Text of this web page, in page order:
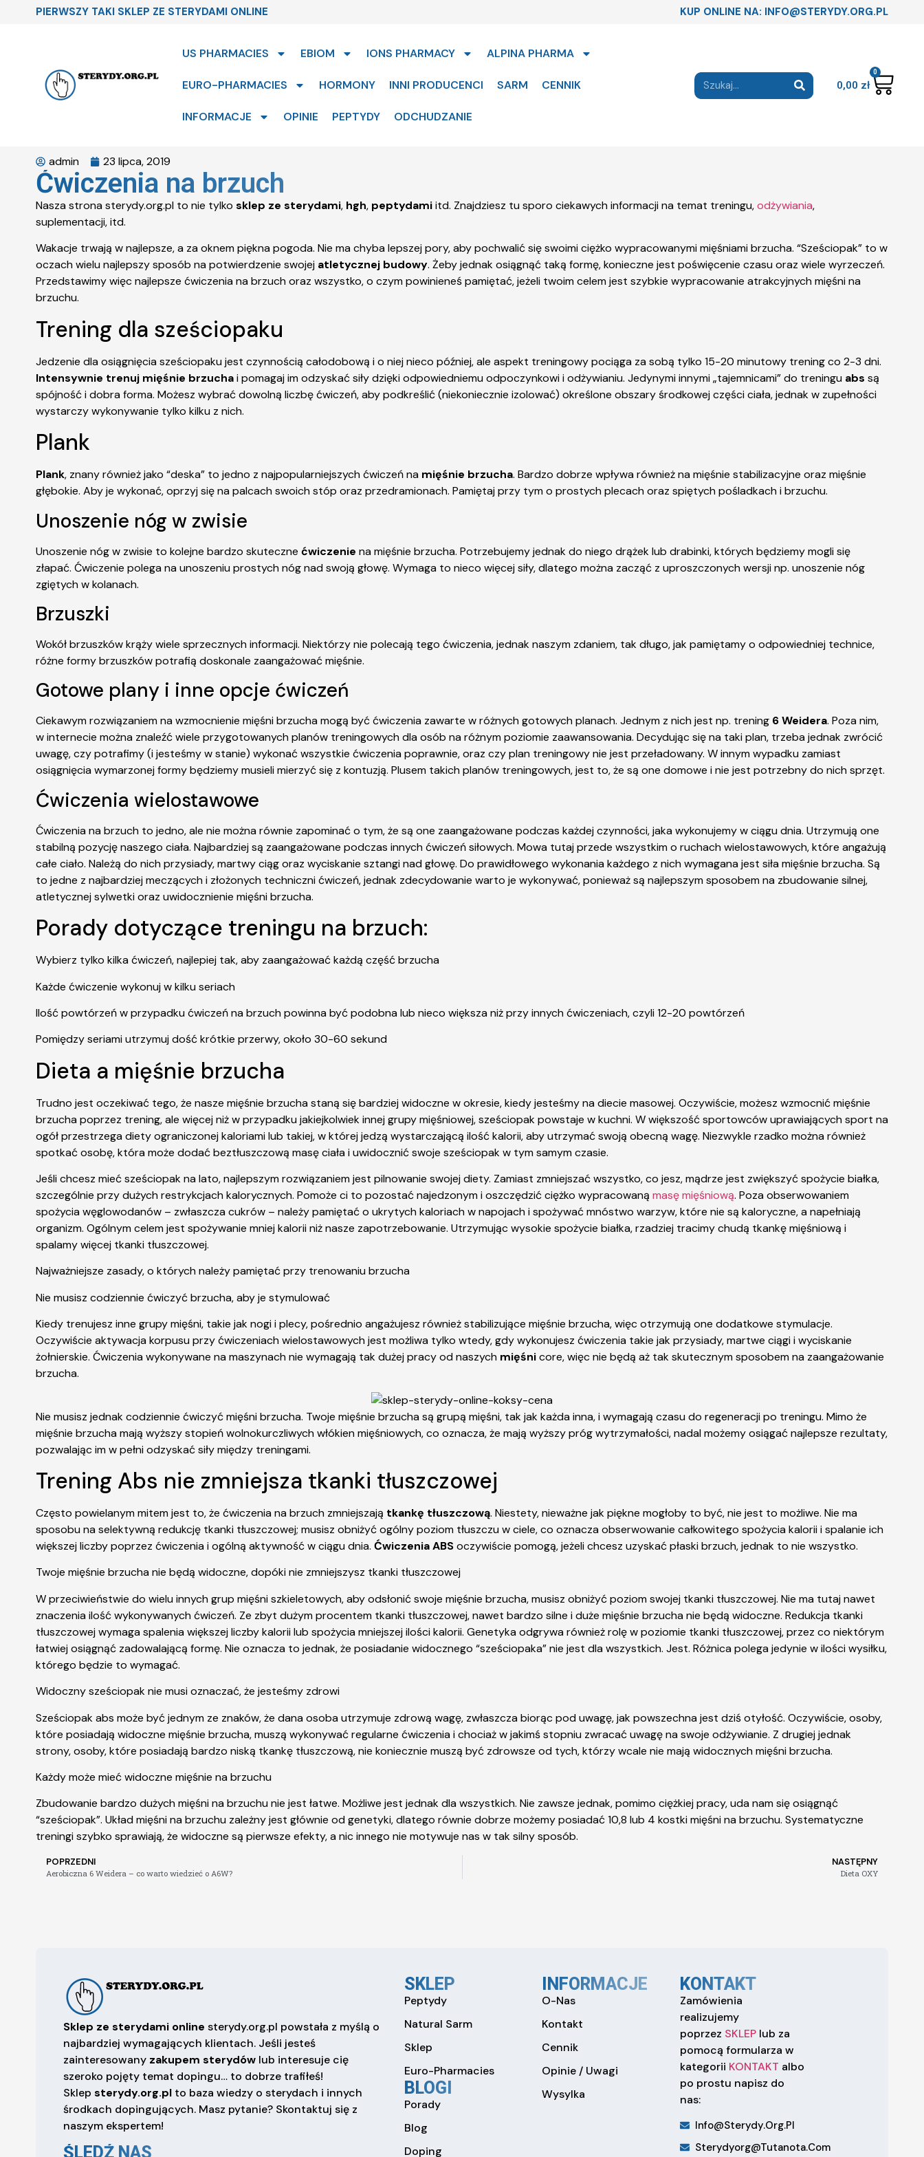
PIERWSZY TAKI SKLEP ZE STERYDAMI ONLINE KUP ONLINE NA: INFO@STERYDY.ORG.PL
US PHARMACIES EBIOM IONS PHARMACY ALPINA PHARMA
EURO-PHARMACIES HORMONY INNI PRODUCENCI SARM CENNIK
INFORMACJE OPINIE PEPTYDY ODCHUDZANIE
0,00 zł
0
admin 23 lipca, 2019
Ćwiczenia na brzuch
Nasza strona sterydy.org.pl to nie tylko sklep ze sterydami, hgh, peptydamiitd. Znajdziesz tu sporo ciekawych informacji na temat treningu,odżywiania,
suplementacji, itd.
Wakacje trwają w najlepsze, a za oknem piękna pogoda. Nie ma chyba lepszej pory, aby pochwalić się swoimi ciężko wypracowanymi mięśniami brzucha. “Sześciopak” to w
oczach wielu najlepszy sposób na potwierdzenie swojej atletycznej budowy. Żeby jednak osiągnąć taką formę, konieczne jest poświęcenie czasu oraz wiele wyrzeczeń.
Przedstawimy więc najlepsze ćwiczenia na brzuch oraz wszystko, o czym powinieneś pamiętać, jeżeli twoim celem jest szybkie wypracowanie atrakcyjnych mięśni na
brzuchu.
Trening dla sześciopaku
Jedzenie dla osiągnięcia sześciopaku jest czynnością całodobową i o niej nieco później, ale aspekt treningowy pociąga za sobą tylko 15-20 minutowy trening co 2-3 dni.
Intensywnie trenuj mięśnie brzuchai pomagaj im odzyskać siły dzięki odpowiedniemu odpoczynkowi i odżywianiu. Jedynymi innymi „tajemnicami” do treningu abs są
spójność i dobra forma. Możesz wybrać dowolną liczbę ćwiczeń, aby podkreślić (niekoniecznie izolować) określone obszary środkowej części ciała, jednak w zupełności
wystarczy wykonywanie tylko kilku z nich.
Plank
Plank, znany również jako “deska” to jedno z najpopularniejszych ćwiczeń na mięśnie brzucha. Bardzo dobrze wpływa również na mięśnie stabilizacyjne oraz mięśnie
głębokie. Aby je wykonać, oprzyj się na palcach swoich stóp oraz przedramionach. Pamiętaj przy tym o prostych plecach oraz spiętych pośladkach i brzuchu.
Unoszenie nóg w zwisie
Unoszenie nóg w zwisie to kolejne bardzo skuteczne ćwiczenie na mięśnie brzucha. Potrzebujemy jednak do niego drążek lub drabinki, których będziemy mogli się
złapać. Ćwiczenie polega na unoszeniu prostych nóg nad swoją głowę. Wymaga to nieco więcej siły, dlatego można zacząć z uproszczonych wersji np. unoszenie nóg
zgiętych w kolanach.
Brzuszki
Wokół brzuszków krąży wiele sprzecznych informacji. Niektórzy nie polecają tego ćwiczenia, jednak naszym zdaniem, tak długo, jak pamiętamy o odpowiedniej technice,
różne formy brzuszków potrafią doskonale zaangażować mięśnie.
Gotowe plany i inne opcje ćwiczeń
Ciekawym rozwiązaniem na wzmocnienie mięśni brzucha mogą być ćwiczenia zawarte w różnych gotowych planach. Jednym z nich jest np. trening 6 Weidera. Poza nim,
w internecie można znaleźć wiele przygotowanych planów treningowych dla osób na różnym poziomie zaawansowania. Decydując się na taki plan, trzeba jednak zwrócić
uwagę, czy potrafimy (i jesteśmy w stanie) wykonać wszystkie ćwiczenia poprawnie, oraz czy plan treningowy nie jest przeładowany. W innym wypadku zamiast
osiągnięcia wymarzonej formy będziemy musieli mierzyć się z kontuzją. Plusem takich planów treningowych, jest to, że są one domowe i nie jest potrzebny do nich sprzęt.
Ćwiczenia wielostawowe
Ćwiczenia na brzuch to jedno, ale nie można równie zapominać o tym, że są one zaangażowane podczas każdej czynności, jaka wykonujemy w ciągu dnia. Utrzymują one
stabilną pozycję naszego ciała. Najbardziej są zaangażowane podczas innych ćwiczeń siłowych. Mowa tutaj przede wszystkim o ruchach wielostawowych, które angażują
całe ciało. Należą do nich przysiady, martwy ciąg oraz wyciskanie sztangi nad głowę. Do prawidłowego wykonania każdego z nich wymagana jest siła mięśnie brzucha. Są
to jedne z najbardziej meczących i złożonych techniczni ćwiczeń, jednak zdecydowanie warto je wykonywać, ponieważ są najlepszym sposobem na zbudowanie silnej,
atletycznej sylwetki oraz uwidocznienie mięśni brzucha.
Porady dotyczące treningu na brzuch:
Wybierz tylko kilka ćwiczeń, najlepiej tak, aby zaangażować każdą część brzucha
Każde ćwiczenie wykonuj w kilku seriach
Ilość powtórzeń w przypadku ćwiczeń na brzuch powinna być podobna lub nieco większa niż przy innych ćwiczeniach, czyli 12-20 powtórzeń
Pomiędzy seriami utrzymuj dość krótkie przerwy, około 30-60 sekund
Dieta a mięśnie brzucha
Trudno jest oczekiwać tego, że nasze mięśnie brzucha staną się bardziej widoczne w okresie, kiedy jesteśmy na diecie masowej. Oczywiście, możesz wzmocnić mięśnie
brzucha poprzez trening, ale więcej niż w przypadku jakiejkolwiek innej grupy mięśniowej, sześciopak powstaje w kuchni. W większość sportowców uprawiających sport na
ogół przestrzega diety ograniczonej kaloriami lub takiej, w której jedzą wystarczającą ilość kalorii, aby utrzymać swoją obecną wagę. Niezwykle rzadko można również
spotkać osobę, która może dodać beztłuszczową masę ciała i uwidocznić swoje sześciopak w tym samym czasie.
Jeśli chcesz mieć sześciopak na lato, najlepszym rozwiązaniem jest pilnowanie swojej diety. Zamiast zmniejszać wszystko, co jesz, mądrze jest zwiększyć spożycie białka,
szczególnie przy dużych restrykcjach kalorycznych. Pomoże ci to pozostać najedzonym i oszczędzić ciężko wypracowaną masę mięśniową. Poza obserwowaniem
spożycia węglowodanów – zwłaszcza cukrów – należy pamiętać o ukrytych kaloriach w napojach i spożywać mnóstwo warzyw, które nie są kaloryczne, a napełniają
organizm. Ogólnym celem jest spożywanie mniej kalorii niż nasze zapotrzebowanie. Utrzymując wysokie spożycie białka, rzadziej tracimy chudą tkankę mięśniową i
spalamy więcej tkanki tłuszczowej.
Najważniejsze zasady, o których należy pamiętać przy trenowaniu brzucha
Nie musisz codziennie ćwiczyć brzucha, aby je stymulować
Kiedy trenujesz inne grupy mięśni, takie jak nogi i plecy, pośrednio angażujesz również stabilizujące mięśnie brzucha, więc otrzymują one dodatkowe stymulacje.
Oczywiście aktywacja korpusu przy ćwiczeniach wielostawowych jest możliwa tylko wtedy, gdy wykonujesz ćwiczenia takie jak przysiady, martwe ciągi i wyciskanie
żołnierskie. Ćwiczenia wykonywane na maszynach nie wymagają tak dużej pracy od naszych mięśnicore, więc nie będą aż tak skutecznym sposobem na zaangażowanie
brzucha.
Nie musisz jednak codziennie ćwiczyć mięśni brzucha. Twoje mięśnie brzucha są grupą mięśni, tak jak każda inna, i wymagają czasu do regeneracji po treningu. Mimo że
mięśnie brzucha mają wyższy stopień wolnokurczliwych włókien mięśniowych, co oznacza, że mają wyższy próg wytrzymałości, nadal możemy osiągać najlepsze rezultaty,
pozwalając im w pełni odzyskać siły między treningami.
Trening Abs nie zmniejsza tkanki tłuszczowej
Często powielanym mitem jest to, że ćwiczenia na brzuch zmniejszają tkankę tłuszczową. Niestety, nieważne jak piękne mogłoby to być, nie jest to możliwe. Nie ma
sposobu na selektywną redukcję tkanki tłuszczowej; musisz obniżyć ogólny poziom tłuszczu w ciele, co oznacza obserwowanie całkowitego spożycia kalorii i spalanie ich
większej liczby poprzez ćwiczenia i ogólną aktywność w ciągu dnia. Ćwiczenia ABSoczywiście pomogą, jeżeli chcesz uzyskać płaski brzuch, jednak to nie wszystko.
Twoje mięśnie brzucha nie będą widoczne, dopóki nie zmniejszysz tkanki tłuszczowej
W przeciwieństwie do wielu innych grup mięśni szkieletowych, aby odsłonić swoje mięśnie brzucha, musisz obniżyć poziom swojej tkanki tłuszczowej. Nie ma tutaj nawet
znaczenia ilość wykonywanych ćwiczeń. Ze zbyt dużym procentem tkanki tłuszczowej, nawet bardzo silne i duże mięśnie brzucha nie będą widoczne. Redukcja tkanki
tłuszczowej wymaga spalenia większej liczby kalorii lub spożycia mniejszej ilości kalorii. Genetyka odgrywa również rolę w poziomie tkanki tłuszczowej, przez co niektórym
łatwiej osiągnąć zadowalającą formę. Nie oznacza to jednak, że posiadanie widocznego “sześciopaka” nie jest dla wszystkich. Jest. Różnica polega jedynie w ilości wysiłku,
którego będzie to wymagać.
Widoczny sześciopak nie musi oznaczać, że jesteśmy zdrowi
Sześciopak abs może być jednym ze znaków, że dana osoba utrzymuje zdrową wagę, zwłaszcza biorąc pod uwagę, jak powszechna jest dziś otyłość. Oczywiście, osoby,
które posiadają widoczne mięśnie brzucha, muszą wykonywać regularne ćwiczenia i chociaż w jakimś stopniu zwracać uwagę na swoje odżywianie. Z drugiej jednak
strony, osoby, które posiadają bardzo niską tkankę tłuszczową, nie koniecznie muszą być zdrowsze od tych, którzy wcale nie mają widocznych mięśni brzucha.
Każdy może mieć widoczne mięśnie na brzuchu
Zbudowanie bardzo dużych mięśni na brzuchu nie jest łatwe. Możliwe jest jednak dla wszystkich. Nie zawsze jednak, pomimo ciężkiej pracy, uda nam się osiągnąć
“sześciopak”. Układ mięśni na brzuchu zależny jest głównie od genetyki, dlatego równie dobrze możemy posiadać 10,8 lub 4 kostki mięśni na brzuchu. Systematyczne
treningi szybko sprawiają, że widoczne są pierwsze efekty, a nic innego nie motywuje nas w tak silny sposób.
POPRZEDNI
Aerobiczna 6 Weidera – co warto wiedzieć o A6W?
NASTĘPNY
Dieta OXY
Sklep ze sterydami online sterydy.org.pl powstała z myślą o
najbardziej wymagających klientach. Jeśli jesteś
zainteresowany zakupem sterydów lub interesuje cię
szeroko pojęty temat dopingu… to dobrze trafiłeś!
Sklep sterydy.org.pl to baza wiedzy o sterydach i innych
środkach dopingujących. Masz pytanie? Skontaktuj się z
naszym ekspertem!
ŚLEDŹ NAS
SKLEP
Peptydy
Natural Sarm
Sklep
Euro-Pharmacies
BLOGI
Porady
Blog
Doping
INFORMACJE
O-Nas
Kontakt
Cennik
Opinie / Uwagi
Wysylka
KONTAKT
Zamówienia
realizujemy
poprzez SKLEPlub za
pomocą formularza w
kategorii KONTAKT albo
po prostu napisz do
nas:
Info@sterydy.org.pl
Sterydyorg@tutanota.com